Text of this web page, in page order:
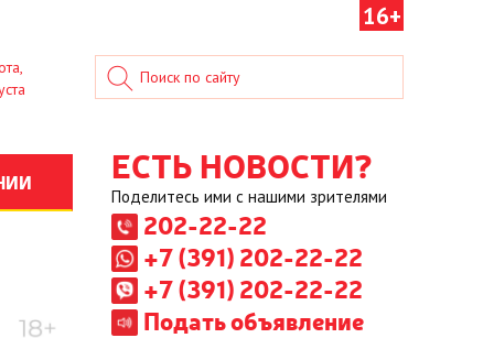
16+
ЕСТЬ НОВОСТИ?
Поделитесь ими с нашими зрителями
202-22-22
+7 (391) 202-22-22
+7 (391) 202-22-22
Подать объявление